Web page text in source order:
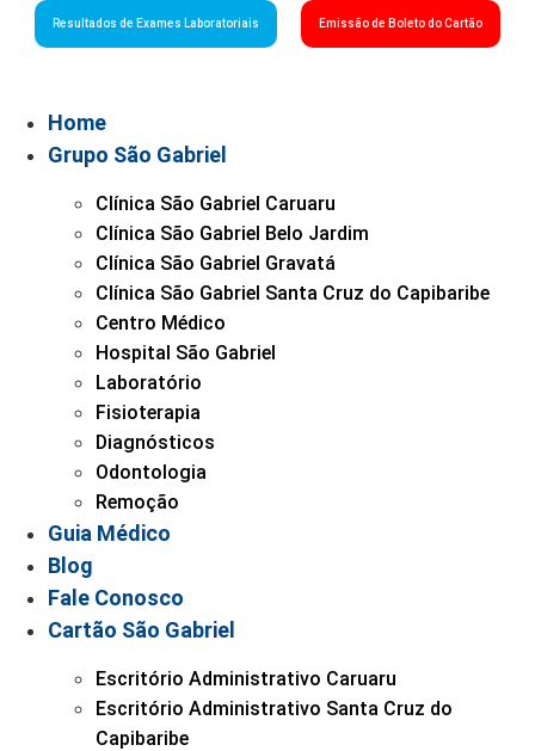
Resultados de Exames Laboratoriais Emissão de Boleto do Cartão
Home
Grupo São Gabriel
Clínica São Gabriel Caruaru
Clínica São Gabriel Belo Jardim
Clínica São Gabriel Gravatá
Clínica São Gabriel Santa Cruz do Capibaribe
Centro Médico
Hospital São Gabriel
Laboratório
Fisioterapia
Diagnósticos
Odontologia
Remoção
Guia Médico
Blog
Fale Conosco
Cartão São Gabriel
Escritório Administrativo Caruaru
Escritório Administrativo Santa Cruz do
Capibaribe